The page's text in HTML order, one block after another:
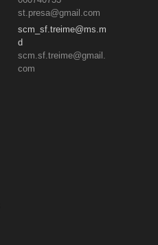
st.presa@gmail.com
scm_sf.treime@ms.m
d
scm.sf.treime@gmail.
com